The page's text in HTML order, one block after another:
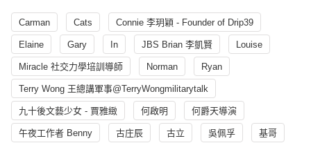
Carman Cats Connie 李玥穎 - Founder of Drip39
Elaine Gary In JBS Brian 李凱賢 Louise
Miracle 社交力學培訓導師 Norman Ryan
Terry Wong 王總講軍事@TerryWongmilitarytalk
九十後文藝少女 - 賈雅緻 何啟明 何爵天導演
午夜工作者 Benny 古庄辰 古立 吳佩孚 基哥